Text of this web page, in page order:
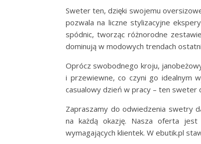
Sweter ten, dzięki swojemu
pozwala na liczne stylizacyjne
spódnic, tworząc różnorodne
dominują w modowych trendach
Oprócz swobodnego kroju,
i przewiewne, co czyni go idealnym
casualowy dzień w pracy – ten sweter
Zapraszamy do odwiedzenia swetry
na każdą okazję. Nasza oferta jest
wymagających klientek. W ebutik.pl